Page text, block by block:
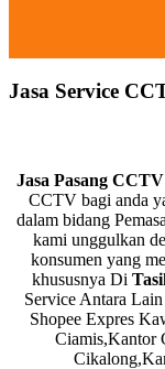
Jasa Service
Jasa Pasang
CCTV bagi anda
dalam bidang
kami unggulkan
konsumen yang
khususnya Di
Service Antara
Shopee Expres
Ciamis,Kantor